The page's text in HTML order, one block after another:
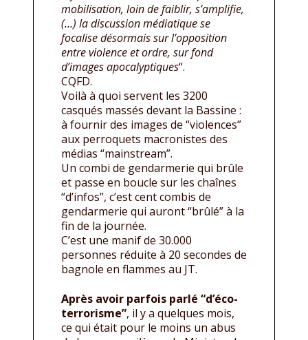
mobilisation, loin de faiblir, s’amplifie,
(…) la discussion médiatique se
focalise désormais sur l’opposition
entre violence et ordre, sur fond
d’images apocalyptiques“.
CQFD.
Voilà à quoi servent les 3200
casqués massés devant la Bassine :
à fournir des images de “violences”
aux perroquets macronistes des
médias “mainstream”.
Un combi de gendarmerie qui brûle
et passe en boucle sur les chaînes
“d’infos”, c’est cent combis de
gendarmerie qui auront “brûlé” à la
fin de la journée.
C’est une manif de 30.000
personnes réduite à 20 secondes de
bagnole en flammes au JT.
Après avoir parfois parlé “d’éco-
terrorisme”, il y a quelques mois,
ce qui était pour le moins un abus